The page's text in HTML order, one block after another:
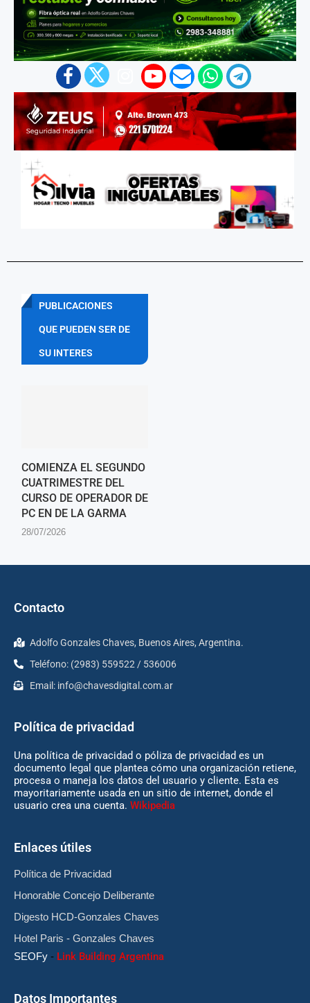
PUBLICACIONES
QUE PUEDEN SER DE
SU INTERES
COMIENZA EL SEGUNDO
CUATRIMESTRE DEL
CURSO DE OPERADOR DE
PC EN DE LA GARMA
28/07/2026
Contacto
Adolfo Gonzales Chaves, Buenos Aires, Argentina.
Teléfono: (2983) 559522 / 536006
Email: info@chavesdigital.com.ar
Política de privacidad
Una política de privacidad o póliza de privacidad es un
documento legal que plantea cómo una organización retiene,
procesa o maneja los datos del usuario y cliente. Esta es
mayoritariamente usada en un sitio de internet, donde el
usuario crea una cuenta. Wikipedia
Enlaces útiles
Política de Privacidad
Honorable Concejo Deliberante
Digesto HCD-Gonzales Chaves
Hotel Paris - Gonzales Chaves
SEOFy - Link Building Argentina
Datos Importantes